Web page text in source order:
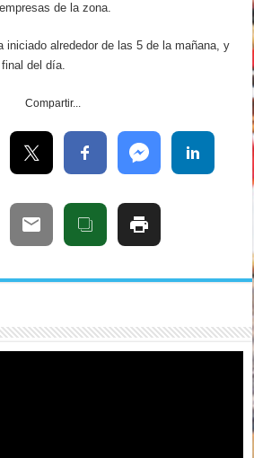
de la zona.
iniciado alrededor de las 5 de la mañana, y
del día.
Compartir...